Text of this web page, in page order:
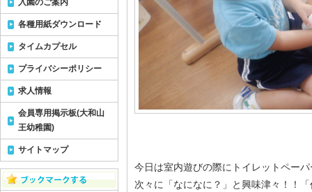
今日は室内遊びの際にトイレットペー
次々に「なになに？」と興味津々！！
入園のご案内
各種用紙ダウンロード
タイムカプセル
プライバシーポリシー
求人情報
会員専用掲示板(大和山
王幼稚園)
サイトマップ